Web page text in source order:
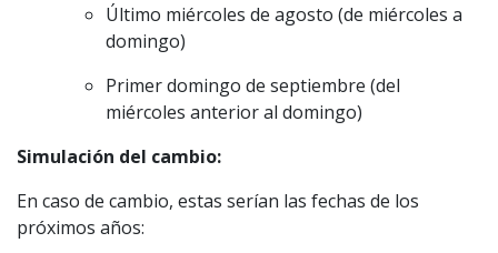
Último miércoles de agosto (de miércoles a
domingo)
Primer domingo de septiembre (del
miércoles anterior al domingo)
Simulación del cambio:
En caso de cambio, estas serían las fechas de los
próximos años: